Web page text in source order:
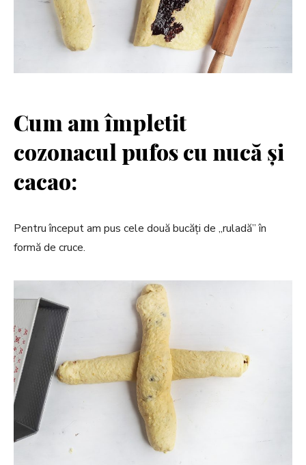
Cum am împletit
cozonacul pufos cu nucă și
cacao:
Pentru început am pus cele două bucăți de „ruladă” în
formă de cruce.